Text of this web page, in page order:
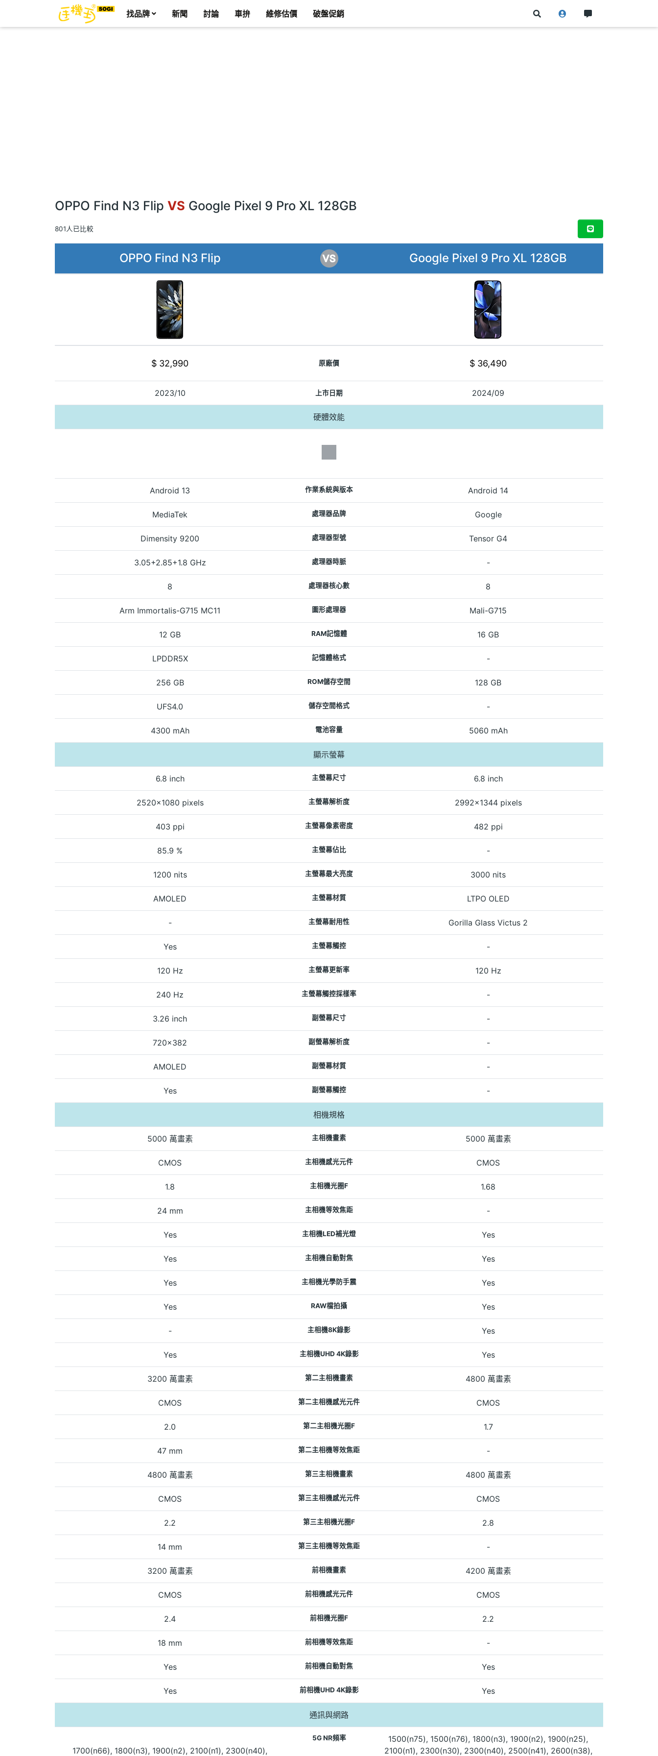
找品牌 新聞 討論 車拚 維修估價 破盤促銷
OPPO Find N3 Flip VS Google Pixel 9 Pro XL 128GB
801人已比較
OPPO Find N3 Flip Google Pixel 9 Pro XL 128GB
$ 32,990 原廠價 $ 36,490
2023/10 上市日期 2024/09
硬體效能
Android 13 作業系統與版本 Android 14
MediaTek 處理器品牌 Google
Dimensity 9200 處理器型號 Tensor G4
3.05+2.85+1.8 GHz 處理器時脈 -
8 處理器核心數 8
Arm Immortalis-G715 MC11 圖形處理器 Mali-G715
12 GB RAM記憶體 16 GB
LPDDR5X 記憶體格式 -
256 GB ROM儲存空間 128 GB
UFS4.0 儲存空間格式 -
4300 mAh 電池容量 5060 mAh
顯示螢幕
6.8 inch 主螢幕尺寸 6.8 inch
2520x1080 pixels 主螢幕解析度 2992x1344 pixels
403 ppi 主螢幕像素密度 482 ppi
85.9 % 主螢幕佔比 -
1200 nits 主螢幕最大亮度 3000 nits
AMOLED 主螢幕材質 LTPO OLED
- 主螢幕耐用性 Gorilla Glass Victus 2
Yes 主螢幕觸控 -
120 Hz 主螢幕更新率 120 Hz
240 Hz 主螢幕觸控採樣率 -
3.26 inch 副螢幕尺寸 -
720x382 副螢幕解析度 -
AMOLED 副螢幕材質 -
Yes 副螢幕觸控 -
相機規格
5000 萬畫素 主相機畫素 5000 萬畫素
CMOS 主相機感光元件 CMOS
1.8 主相機光圈F 1.68
24 mm 主相機等效焦距 -
Yes 主相機LED補光燈 Yes
Yes 主相機自動對焦 Yes
Yes 主相機光學防手震 Yes
Yes RAW檔拍攝 Yes
- 主相機8K錄影 Yes
Yes 主相機UHD 4K錄影 Yes
3200 萬畫素 第二主相機畫素 4800 萬畫素
CMOS 第二主相機感光元件 CMOS
2.0 第二主相機光圈F 1.7
47 mm 第二主相機等效焦距 -
4800 萬畫素 第三主相機畫素 4800 萬畫素
CMOS 第三主相機感光元件 CMOS
2.2 第三主相機光圈F 2.8
14 mm 第三主相機等效焦距 -
3200 萬畫素 前相機畫素 4200 萬畫素
CMOS 前相機感光元件 CMOS
2.4 前相機光圈F 2.2
18 mm 前相機等效焦距 -
Yes 前相機自動對焦 Yes
Yes 前相機UHD 4K錄影 Yes
通訊與網路
1700(n66), 1800(n3), 1900(n2), 2100(n1), 2300(n40),
5G NR頻率
1500(n75), 1500(n76), 1800(n3), 1900(n2), 1900(n25),
2100(n1), 2300(n30), 2300(n40), 2500(n41), 2600(n38),